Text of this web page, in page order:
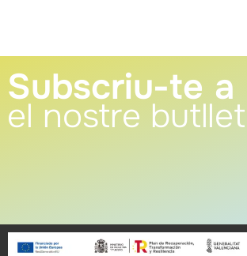
Subscriu-te a
el nostre